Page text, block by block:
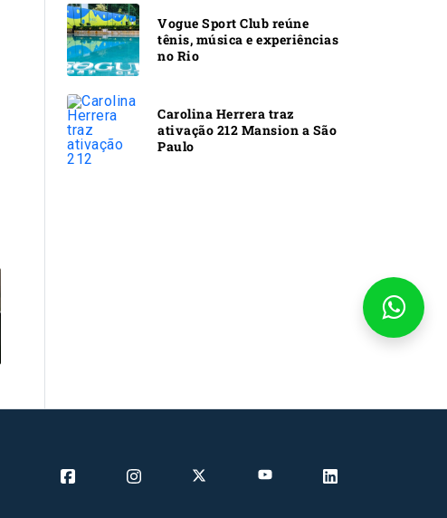
Vogue Sport Club reúne
tênis, música e experiências
no Rio
Carolina Herrera traz
ativação 212 Mansion a São
Paulo